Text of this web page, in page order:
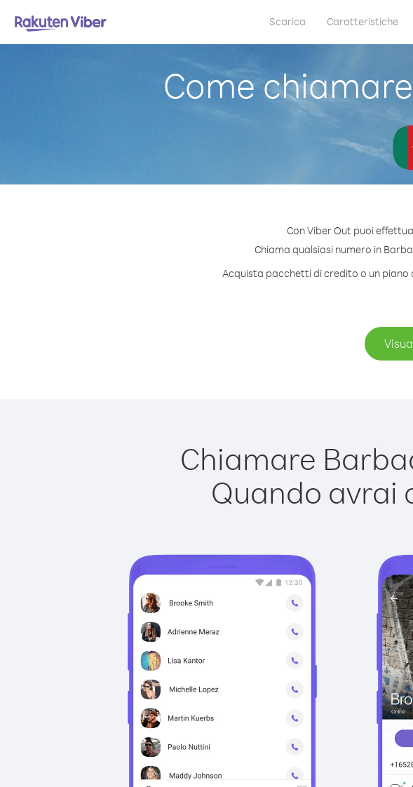
Scarica Caratteristiche
Come
Con Viber Out puoi
Chiama qualsiasi numero in
Acquista pacchetti di credito o un
Chiamare
Quando avrai